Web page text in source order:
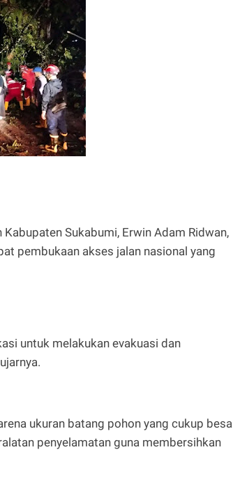
Sukabumi, Erwin Adam Ridwan,
pembukaan akses jalan nasional yang
untuk melakukan evakuasi dan
ukuran batang pohon yang cukup
penyelamatan guna membersihkan